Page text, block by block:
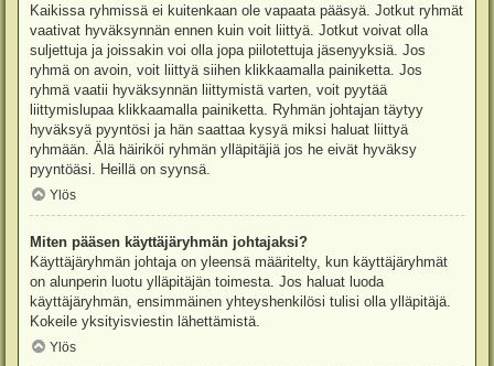
Kaikissa ryhmissä ei kuitenkaan ole vapaata pääsyä. Jotkut ryhmät
vaativat hyväksynnän ennen kuin voit liittyä. Jotkut voivat olla
suljettuja ja joissakin voi olla jopa piilotettuja jäsenyyksiä. Jos
ryhmä on avoin, voit liittyä siihen klikkaamalla painiketta. Jos
ryhmä vaatii hyväksynnän liittymistä varten, voit pyytää
liittymislupaa klikkaamalla painiketta. Ryhmän johtajan täytyy
hyväksyä pyyntösi ja hän saattaa kysyä miksi haluat liittyä
ryhmään. Älä häiriköi ryhmän ylläpitäjiä jos he eivät hyväksy
pyyntöäsi. Heillä on syynsä.
Ylös
Miten pääsen käyttäjäryhmän johtajaksi?
Käyttäjäryhmän johtaja on yleensä määritelty, kun käyttäjäryhmät
on alunperin luotu ylläpitäjän toimesta. Jos haluat luoda
käyttäjäryhmän, ensimmäinen yhteyshenkilösi tulisi olla ylläpitäjä.
Kokeile yksityisviestin lähettämistä.
Ylös